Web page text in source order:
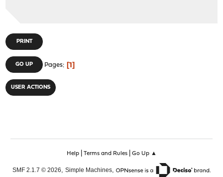
PRINT
GO UP Pages 1
USER ACTIONS
Help| Terms and Rules| Go Up ▲
SMF 2.1.7 © 2026, Simple Machines,